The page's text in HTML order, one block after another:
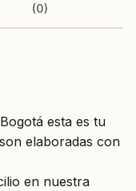
(0)
esta es tu
elaboradas con
en nuestra